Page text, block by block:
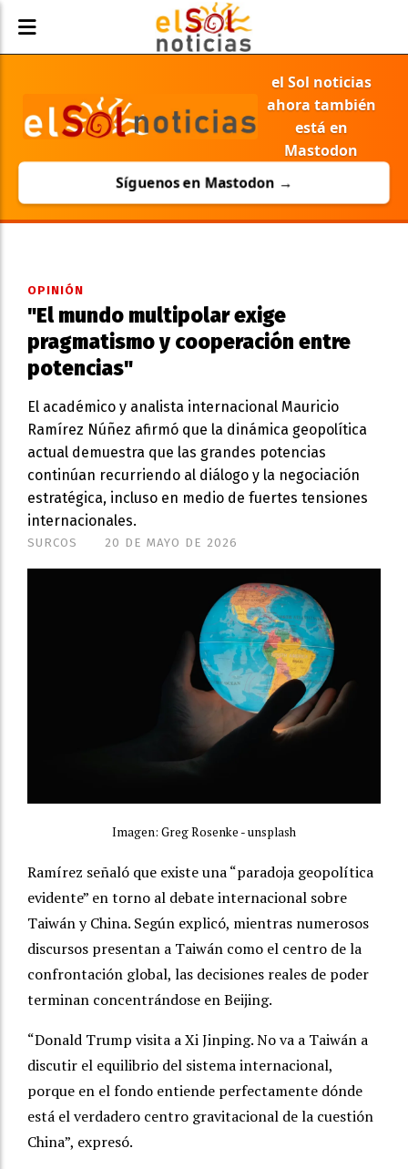
el Sol noticias
ahora también
está en
Mastodon
Síguenos en Mastodon →
"El mundo multipolar exige
pragmatismo y cooperación entre
potencias"
El académico y analista internacional Mauricio
Ramírez Núñez afirmó que la dinámica geopolítica
actual demuestra que las grandes potencias
continúan recurriendo al diálogo y la negociación
estratégica, incluso en medio de fuertes tensiones
internacionales.
OPINIÓN
20 DE MAYO DE 2026
SURCOS
Imagen: Greg Rosenke - unsplash
Ramírez señaló que existe una “paradoja geopolítica
evidente” en torno al debate internacional sobre
Taiwán y China. Según explicó, mientras numerosos
discursos presentan a Taiwán como el centro de la
confrontación global, las decisiones reales de poder
terminan concentrándose en Beijing.
“Donald Trump visita a Xi Jinping.No va a Taiwán a
discutir el equilibrio del sistema internacional,
porque en el fondo entiende perfectamente dónde
está el verdadero centro gravitacional de la cuestión
China”, expresó.